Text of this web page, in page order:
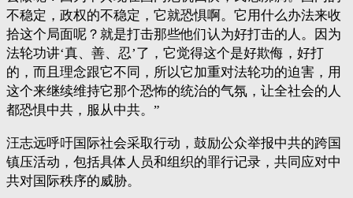
不稳定，政权的不稳定，它就恐惧啊。它用什么办法来收
拾这个局面呢？就是打击那些他们认为好打击的人。因为
法轮功讲‘真、善、忍’了，它觉得这个是好欺侮，好打
的，而且理念跟它不同，所以它加重对法轮功的迫害，用
这个来继续维持它那个恐怖的统治的气氛，让全社会的人
都恐惧中共，服从中共。”
汪志远呼吁国际社会采取行动，鼓励公众举报中共的跨国
镇压活动，包括具体人员和组织的罪行记录，共同应对中
共对国际秩序的威胁。